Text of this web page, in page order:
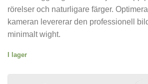
rörelser och naturligare färger.
kameran levererar den professionell
minimalt wight.
I lager